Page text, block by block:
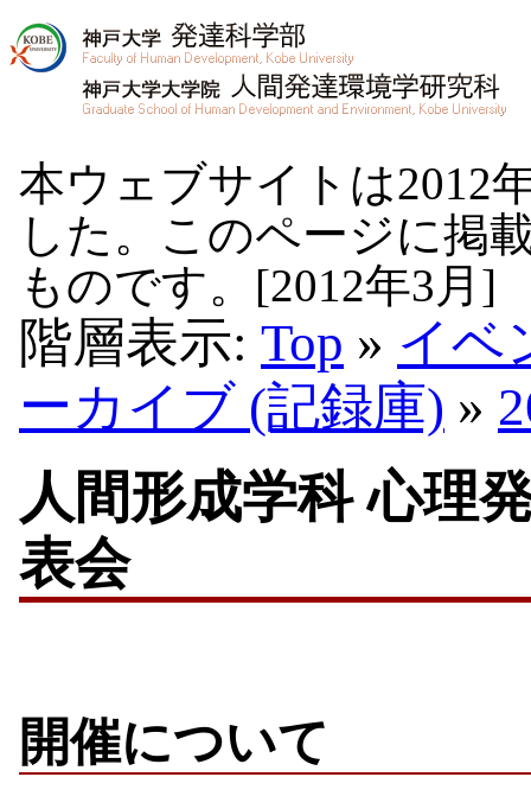
本ウェブサイトは2012
した。このページに掲
ものです。[2012年3月]
階層表示: Top » イベ
ーカイブ (記録庫) »
人間形成学科 心理
表会
開催について